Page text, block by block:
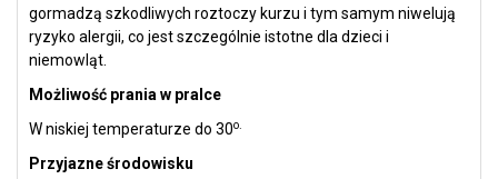
gormadzą szkodliwych roztoczy kurzu i tym samym niwelują
ryzyko alergii, co jest szczególnie istotne dla dzieci i
niemowląt.
Możliwość prania w pralce
W niskiej temperaturze do 30o.
Przyjazne środowisku